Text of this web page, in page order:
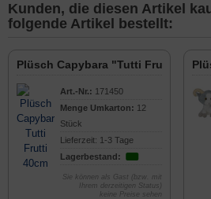
Kunden, die diesen Artikel
folgende Artikel bestellt:
Plüsch Capybara "Tutti Frutti" 40cm
Art.-Nr.: 171450
Menge Umkarton: 12
Stück
Lieferzeit: 1-3 Tage
Lagerbestand:
Sie können als Gast (bzw. mit
Ihrem derzeitigen Status)
keine Preise sehen